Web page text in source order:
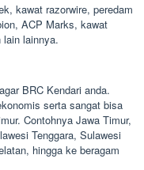
kawat razorwire, peredam
ACP Marks, kawat
lain lainnya.
BRC Kendari anda.
serta sangat bisa
Contohnya Jawa Timur,
Tenggara, Sulawesi
hingga ke beragam